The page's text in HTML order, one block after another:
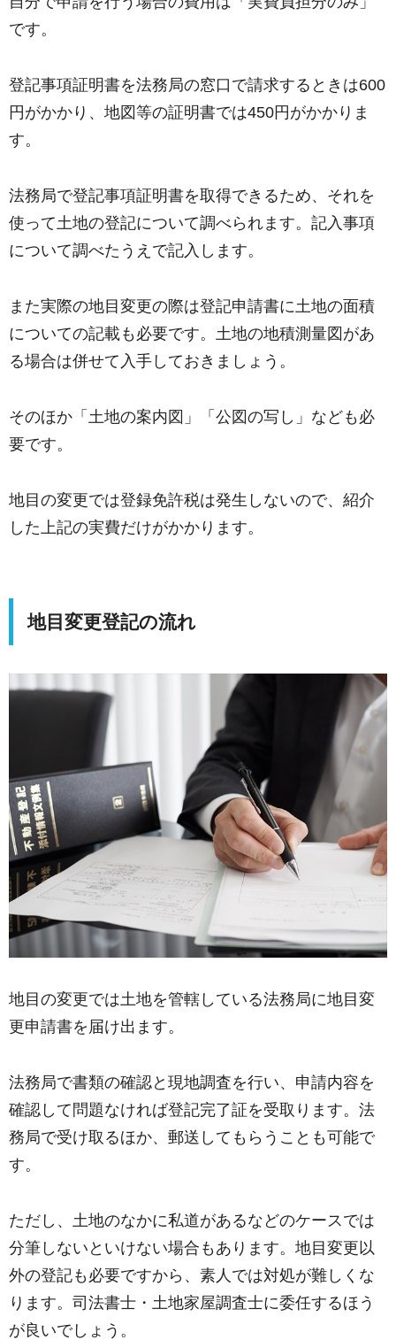
です。
登記事項証明書を法務局の窓口で請求するときは600
円がかかり、地図等の証明書では450円がかかりま
す。
法務局で登記事項証明書を取得できるため、それを
使って土地の登記について調べられます。記入事項
について調べたうえで記入します。
また実際の地目変更の際は登記申請書に土地の面積
についての記載も必要です。土地の地積測量図があ
る場合は併せて入手しておきましょう。
そのほか「土地の案内図」「公図の写し」なども必
要です。
地目の変更では登録免許税は発生しないので、紹介
した上記の実費だけがかかります。
地目変更登記の流れ
地目の変更では土地を管轄している法務局に地目変
更申請書を届け出ます。
法務局で書類の確認と現地調査を行い、申請内容を
確認して問題なければ登記完了証を受取ります。法
務局で受け取るほか、郵送してもらうことも可能で
す。
ただし、土地のなかに私道があるなどのケースでは
分筆しないといけない場合もあります。地目変更以
外の登記も必要ですから、素人では対処が難しくな
ります。司法書士・土地家屋調査士に委任するほう
が良いでしょう。